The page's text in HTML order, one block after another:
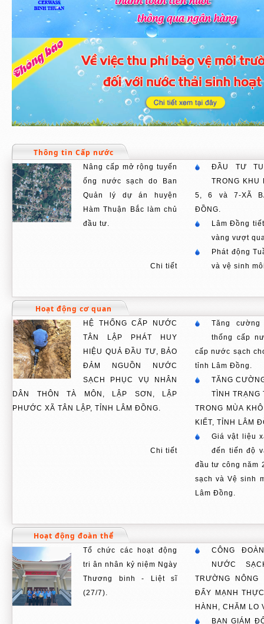
Thông tin Cấp nước
Nâng cấp mở rộng tuyến
ống nước sạch do Ban
Quản lý dự án huyện
Hàm Thuận Bắc làm chủ
đầu tư.
Chi tiết
ĐẦU TƯ
TRONG KHU
5, 6 và 7-XÃ
ĐỒNG.
Lâm Đồng
vàng vượt
Phát động
và vệ sinh
Hoạt động cơ quan
HỆ THỐNG CẤP NƯỚC
TÂN LẬP PHÁT HUY
HIỆU QUẢ ĐẦU TƯ, BẢO
ĐẢM NGUỒN NƯỚC
SẠCH PHỤC VỤ NHÂN
DÂN THÔN TÀ MÔN, LẬP SƠN, LẬP
PHƯỚC XÃ TÂN LẬP, TỈNH LÂM ĐỒNG.
Chi tiết
Tăng
thống cấp
cấp nước sạch
tỉnh Lâm Đồng.
TĂNG
TÌNH TRẠNG
TRONG MÙA
KIẾT, TỈNH LÂM
Giá vật liệu
đến tiến độ
đầu tư công năm
sạch và Vệ sinh
Lâm Đồng.
Hoạt động đoàn thể
Tổ chức các hoạt động
tri ân nhân kỷ niệm Ngày
Thương binh - Liệt sĩ
(27/7).
CÔNG
NƯỚC
TRƯỜNG
ĐẨY MẠNH
HÀNH, CHĂM LO
BAN GIÁM